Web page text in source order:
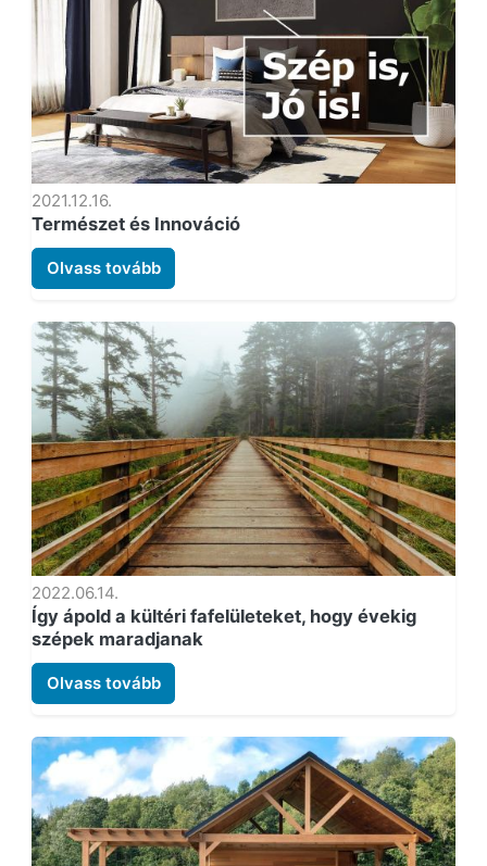
2021.12.16.
Természet és Innováció
Olvass tovább
2022.06.14.
Így ápold a kültéri fafelületeket, hogy évekig
szépek maradjanak
Olvass tovább